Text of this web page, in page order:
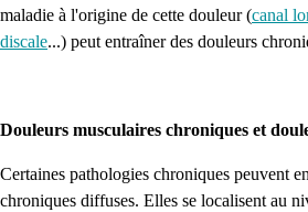
maladie à l'origine de cette douleur (canal
discale...) peut entraîner des douleurs
Douleurs musculaires chroniques et
Certaines pathologies chroniques peuvent
chroniques diffuses. Elles se localisent au